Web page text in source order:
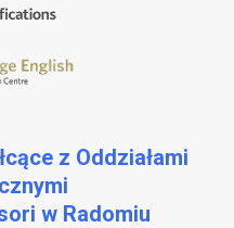
z Oddziałami
w Radomiu